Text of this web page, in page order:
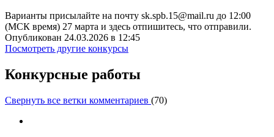
Варианты присылайте на почту sk.spb.15@mail.ru до 12:00
(МСК время) 27 марта и здесь отпишитесь, что отправили.
Опубликован 24.03.2026 в 12:45
Посмотреть другие конкурсы
Конкурсные работы
Свернуть все ветки комментариев (70)